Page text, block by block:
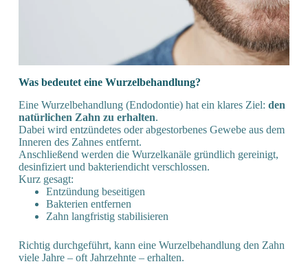
Was bedeutet eine Wurzel­behandlung?
Eine Wurzelbehandlung (Endodontie) hat ein klares Ziel: den
natürlichen Zahn zu erhalten.
Dabei wird entzündetes oder abgestorbenes Gewebe aus dem
Inneren des Zahnes entfernt.
Anschließend werden die Wurzelkanäle gründlich gereinigt,
desinfiziert und bakteriendicht verschlossen.
Kurz gesagt:
Entzündung beseitigen
Bakterien entfernen
Zahn langfristig stabilisieren
Richtig durchgeführt, kann eine Wurzelbehandlung den Zahn
viele Jahre – oft Jahrzehnte – erhalten.